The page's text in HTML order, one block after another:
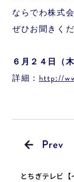
ならでわ株式
ぜひお聞きくだ
６月２４ 日（
詳細：http://
とちぎテレビ【